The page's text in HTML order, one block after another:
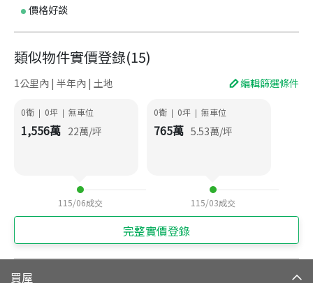
價格好談
類似物件實價登錄(15)
1公里內 | 半年內 | 土地 編輯篩選條件
0衛 | 0坪 | 無車位
1,556萬 22萬/坪
115/06成交
0衛 | 0坪 | 無車位
765萬 5.53萬/坪
115/03成交
完整實價登錄
買屋